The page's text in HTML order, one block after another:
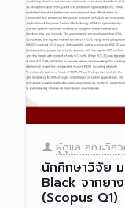
ผู้ดูแล คณะวิศว
นักศึกษาวิจัย
Black จากยา
(Scopus Q1)